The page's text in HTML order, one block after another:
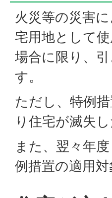
火災等の災害
宅用地として
場合に限り、
す。
ただし、特例
り住宅が滅失
また、翌々年
例措置の適用対